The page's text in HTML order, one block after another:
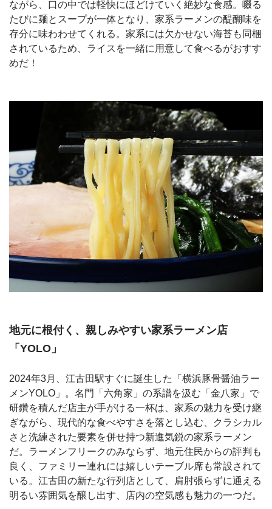
ながら、口の中では軽快にほどけていく絶妙な食感。啜る
たびに麺とスープが一体となり、家系ラーメンの醍醐味を
存分に味わわせてくれる。家系には欠かせない海苔も同梱
されているため、ライスを一緒に用意して食べるがおすす
めだ！
地元に根付く、親しみやすい家系ラーメン店
「YOLO」
2024年3月、江古田駅すぐに誕生した「横浜豚骨醤油ラー
メンYOLO」。名門「六角家」の系譜を汲む「金八家」で
研鑽を積んだ店主が手がける一杯は、家系の魅力を受け継
ぎながら、現代的な食べやすさを落とし込む、クラシカル
さと洗練された要素を併せ持つ新進気鋭の家系ラーメン
だ。ラーメンフリークのみならず、地元住民からの評判も
良く、ファミリー連れには嬉しいテーブル席も常設されて
いる。江古田の新たな行列店として、肩肘張らずに通える
明るい雰囲気を醸し出す、店内の空気感も魅力の一つだ。